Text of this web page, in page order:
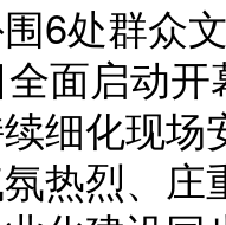
6处群众
面启动
细化现
热烈、